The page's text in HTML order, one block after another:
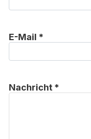
E-Mail *
Nachricht *